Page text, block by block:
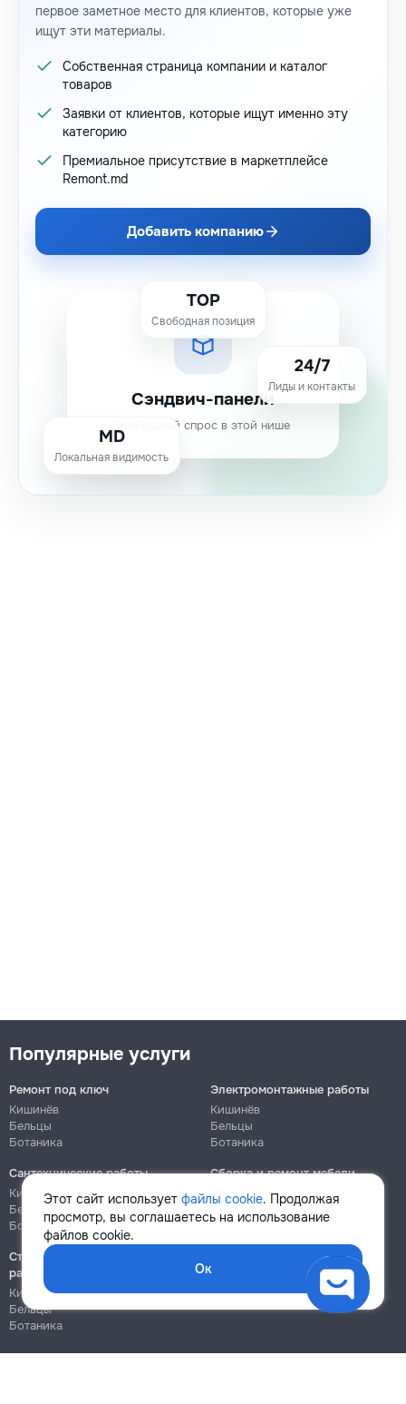
первое заметное место для клиентов, которые уже
ищут эти материалы.
Собственная страница компании и каталог
товаров
Заявки от клиентов, которые ищут именно эту
категорию
Премиальное присутствие в маркетплейсе
Remont.md
Добавить компанию
Сэндвич-панели
Свободный спрос в этой нише
TOP
Свободная позиция
24/7
Лиды и контакты
MD
Локальная видимость
Этот сайт использует файлы cookie. Продолжая
просмотр, вы соглашаетесь на использование
файлов cookie.
Ок
Популярные услуги
Ремонт под ключ
Кишинёв
Бельцы
Ботаника
Электромонтажные работы
Кишинёв
Бельцы
Ботаника
Сантехнические работы
Кишинёв
Бельцы
Ботаника
Сборка и ремонт мебели
Кишинёв
Ботаника
Строительно-монтажные
работы
Кишинёв
Бельцы
Ботаника